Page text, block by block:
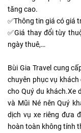
tăng cao.
✅Thông tin giá có giá
✅Giá thay đổi tùy
ngày thuê,…
Bùi Gia Travel cung
chuyên phục vụ
cho Quý du khách.Xe
và Mũi Né nên Quý
dịch vụ xe riêng đưa
hoàn toàn không tính